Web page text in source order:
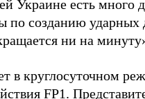
Украине есть
по созданию ударных
ни на
в круглосуточном
FP1.